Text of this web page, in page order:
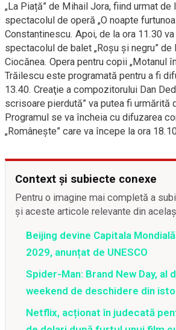
„La Piață” de Mihail Jora, fiind urmat de
spectacolul de operă „O noapte
Constantinescu. Apoi, de la ora 11.30
spectacolul de balet „Roșu și negru”
Ciocănea. Opera pentru copii „Motanul
Trăilescu este programată pentru a fi
13.40. Creaţie a compozitorului Dan
scrisoare pierdută” va putea fi urmărită
Programul se va încheia cu difuzarea
„Românește” care va începe la ora
Context și subiecte conexe
Pentru o imagine mai completă a
și aceste articole relevante din
Beijing devine Capitala
2029, anunțat de UNESCO
Spider-Man: Brand New Day, al
weekend de deschidere din
Netflix, acționat în judecată